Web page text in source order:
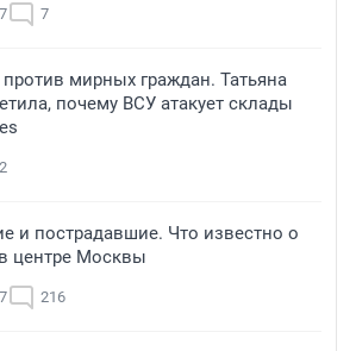
7
мирных граждан. Татьяна
почему ВСУ атакует склады
и пострадавшие. Что известно о
центре Москвы
216